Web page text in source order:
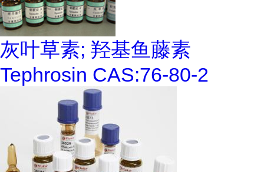
灰叶草素; 羟基鱼藤素
Tephrosin CAS:76-80-2